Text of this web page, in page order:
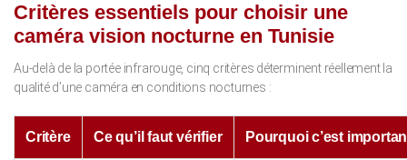
Critères essentiels pour choisir une
caméra vision nocturne en Tunisie
Au-delà de la portée infrarouge, cinq critères déterminent réellement la
qualité d’une caméra en conditions nocturnes :
Critère Ce qu’il faut vérifier Pourquoi c’est